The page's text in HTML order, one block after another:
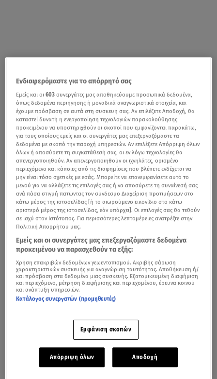
Ενδιαφερόμαστε για το απόρρητό σας
Εμείς και οι603 συνεργάτες μας αποθηκεύουμε προσωπικά δεδομένα,
όπως δεδομένα περιήγησης ή μοναδικά αναγνωριστικά στοιχεία, και
έχουμε πρόσβαση σε αυτά στη συσκευή σας. Αν επιλέξετε Αποδοχή, θα
καταστεί δυνατή η ενεργοποίηση τεχνολογιών παρακολούθησης
προκειμένου να υποστηριχθούν οι σκοποί που εμφανίζονται παρακάτω,
για τους οποίους εμείς και οι συνεργάτες μας επεξεργαζόμαστε τα
δεδομένα με σκοπό την παροχή υπηρεσιών. Αν επιλέξετε Απόρριψη όλων
όλων ή αποσύρετε τη συγκατάθεσή σας, οι εν λόγω τεχνολογίες θα
απενεργοποιηθούν. Αν απενεργοποιηθούν οι ιχνηλάτες, ορισμένο
περιεχόμενο και κάποιες από τις διαφημίσεις που βλέπετε ενδέχεται να
μην είναι τόσο σχετικές με εσάς. Μπορείτε να επανεμφανίσετε αυτό το
μενού για να αλλάξετε τις επιλογές σας ή να αποσύρετε τη συναίνεσή σας
ανά πάσα στιγμή πατώντας τον σύνδεσμο Διαχείριση προτιμήσεων στο
κάτω μέρος της ιστοσελίδας [ή το αιωρούμενο εικονίδιο στο κάτω
αριστερό μέρος της ιστοσελίδας, εάν υπάρχει]. Οι επιλογές σας θα τεθούν
σε ισχύ στον Ιστότοπος. Για περισσότερες λεπτομέρειες ανατρέξτε στην
Πολιτική Απορρήτου μας.
Εμείς και οι συνεργάτες μας επεξεργαζόμαστε δεδομένα
προκειμένου να παρασχεθούν τα εξής:
Χρήση επακριβών δεδομένων γεωεντοπισμού. Ακριβής σάρωση
χαρακτηριστικών συσκευής για αναγνώριση ταυτότητας. Αποθήκευση ή/
και πρόσβαση στα δεδομένα μιας συσκευής. Εξατομικευμένη διαφήμιση
και περιεχόμενο, μέτρηση διαφήμισης και περιεχομένου, έρευνα κοινού
και ανάπτυξη υπηρεσιών.
Κατάλογος συνεργατών (προμηθευτές)
Εμφάνιση σκοπών
Απόρριψη όλων Αποδοχή